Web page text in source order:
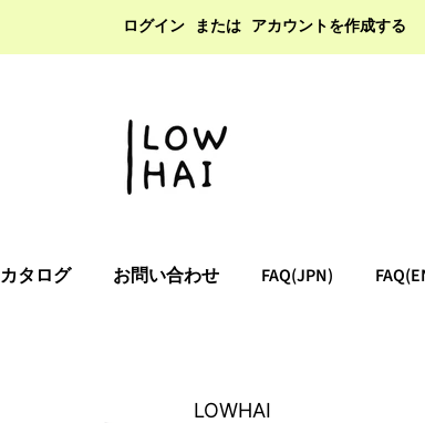
ログイン または アカウントを作成する
カタログ お問い合わせ FAQ(JPN)
LOWHAI